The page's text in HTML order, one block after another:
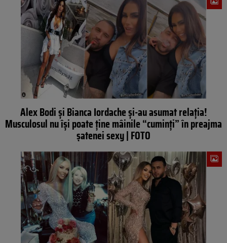
Alex Bodi și Bianca Iordache și-au asumat relația!
Musculosul nu își poate ține mâinile “cuminți” în preajma
șatenei sexy | FOTO